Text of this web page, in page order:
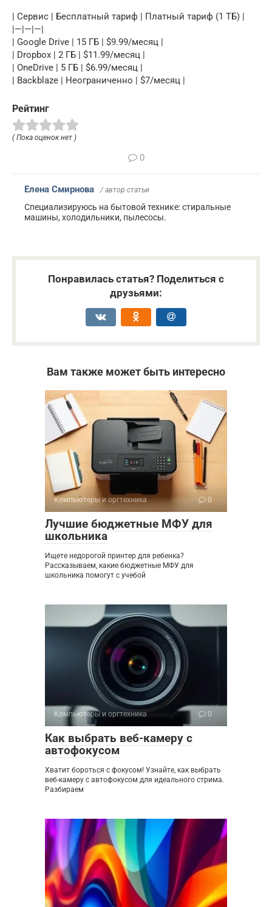
| Сервис | Бесплатный тариф | Платный тариф (1 ТБ) |
|—|—|—|
| Google Drive | 15 ГБ | $9.99/месяц |
| Dropbox | 2 ГБ | $11.99/месяц |
| OneDrive | 5 ГБ | $6.99/месяц |
| Backblaze | Неограниченно | $7/месяц |
Рейтинг
( Пока оценок нет )
0
Елена Смирнова / автор статьи
Специализируюсь на бытовой технике: стиральные
машины, холодильники, пылесосы.
Понравилась статья? Поделиться с
друзьями:
Вам также может быть интересно
Компьютеры и оргтехника 0
Лучшие бюджетные МФУ для
школьника
Ищете недорогой принтер для ребенка?
Рассказываем, какие бюджетные МФУ для
школьника помогут с учебой
Компьютеры и оргтехника 0
Как выбрать веб-камеру с
автофокусом
Хватит бороться с фокусом! Узнайте, как выбрать
веб-камеру с автофокусом для идеального стрима.
Разбираем